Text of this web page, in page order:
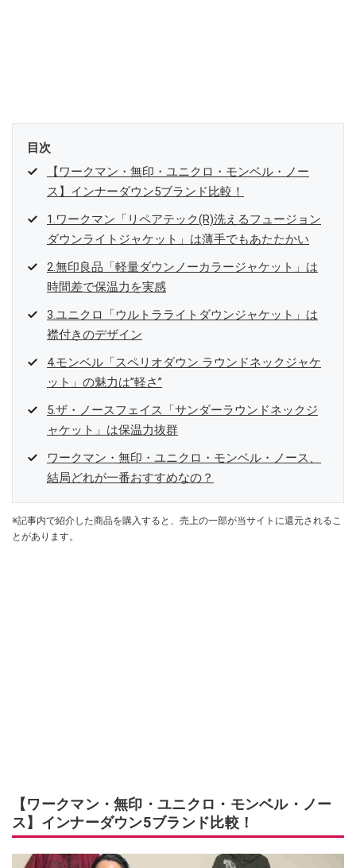
目次
【ワークマン・無印・ユニクロ・モンベル・ノー
ス】インナーダウン5ブランド比較！
1.ワークマン「リペアテック(R)洗えるフュージョン
ダウンライトジャケット」は薄手でもあたたかい
2.無印良品「軽量ダウンノーカラージャケット」は
時間差で保温力を実感
3.ユニクロ「ウルトラライトダウンジャケット」は
襟付きのデザイン
4.モンベル「スペリオダウン ラウンドネックジャケ
ット」の魅力は”軽さ”
5.ザ・ノースフェイス「サンダーラウンドネックジ
ャケット」は保温力抜群
ワークマン・無印・ユニクロ・モンベル・ノース、
結局どれが一番おすすめなの？
※記事内で紹介した商品を購入すると、売上の一部が当サイトに還元されるこ
とがあります。
【ワークマン・無印・ユニクロ・モンベル・ノー
ス】インナーダウン5ブランド比較！